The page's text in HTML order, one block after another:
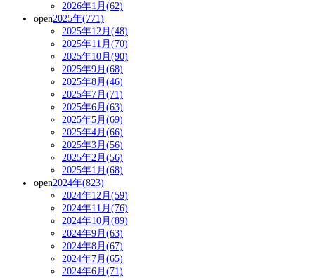
2026年1月(62)
open2025年(771)
2025年12月(48)
2025年11月(70)
2025年10月(90)
2025年9月(68)
2025年8月(46)
2025年7月(71)
2025年6月(63)
2025年5月(69)
2025年4月(66)
2025年3月(56)
2025年2月(56)
2025年1月(68)
open2024年(823)
2024年12月(59)
2024年11月(76)
2024年10月(89)
2024年9月(63)
2024年8月(67)
2024年7月(65)
2024年6月(71)